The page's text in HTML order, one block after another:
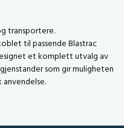
transportere.
til passende Blastrac
et komplett utvalg av
som gir muligheten